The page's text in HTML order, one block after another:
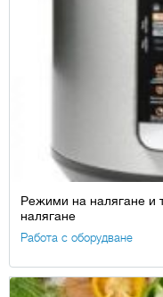
Режими на налягане и
налягане
Работа с оборудване